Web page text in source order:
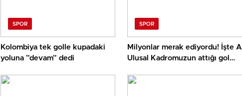
SPOR
Kolombiya tek golle kupadaki
yoluna ”devam” dedi
SPOR
Milyonlar merak ediyordu! İşte A
Ulusal Kadromuzun attığı gol